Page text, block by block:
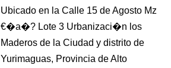
Ubicado en la Calle 15 de Agosto Mz
€�a�? Lote 3 Urbanizaci�n los
Maderos de la Ciudad y distrito de
Yurimaguas, Provincia de Alto